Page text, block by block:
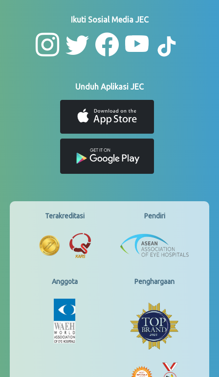
Ikuti Sosial Media JEC
Unduh Aplikasi JEC
Terakreditasi Pendiri
Anggota Penghargaan